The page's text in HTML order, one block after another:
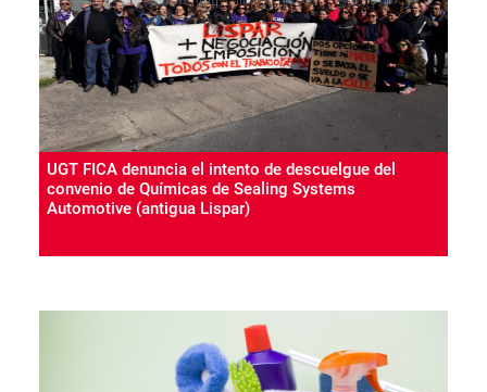
UGT FICA denuncia el intento de descuelgue del
convenio de Químicas de Sealing Systems
Automotive (antigua Lispar)